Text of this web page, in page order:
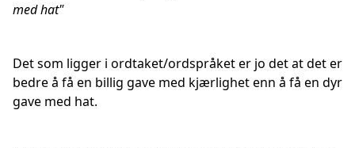
med hat"
Det som ligger i ordtaket/ordspråket er jo det at det er
bedre å få en billig gave med kjærlighet enn å få en dyr
gave med hat.